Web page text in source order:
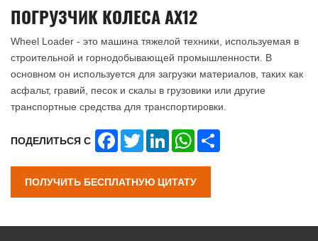
ПОГРУЗЧИК КОЛЕСА AX12
Wheel Loader - это машина тяжелой техники, используемая в
строительной и горнодобывающей промышленности. В
основном он используется для загрузки материалов, таких как
асфальт, гравий, песок и скалы в грузовики или другие
транспортные средства для транспортировки.
ПОДЕЛИТЬСЯ С FacebookTwitterLinkedInWhatsApp
ПОЛУЧИТЬ БЕСПЛАТНУЮ ЦИТАТУ